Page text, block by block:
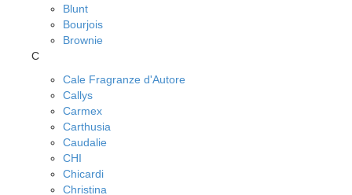
Blunt
Bourjois
Brownie
C
Cale Fragranze d'Autore
Callys
Carmex
Carthusia
Caudalie
CHI
Chicardi
Christina